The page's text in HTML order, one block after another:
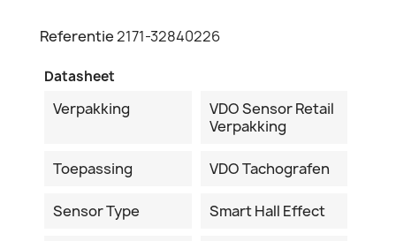
Referentie2171-32840226
Datasheet
Verpakking
VDO Sensor Retail
Verpakking
Toepassing VDO Tachografen
Sensor Type Smart Hall Effect